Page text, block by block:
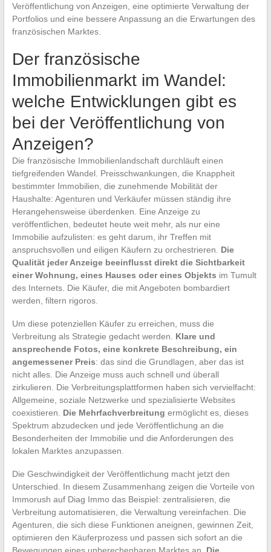
Veröffentlichung von Anzeigen, eine optimierte Verwaltung der
Portfolios und eine bessere Anpassung an die Erwartungen des
französischen Marktes.
Der französische
Immobilienmarkt im Wandel:
welche Entwicklungen gibt es
bei der Veröffentlichung von
Anzeigen?
Die französische Immobilienlandschaft durchläuft einen
tiefgreifenden Wandel. Preisschwankungen, die Knappheit
bestimmter Immobilien, die zunehmende Mobilität der
Haushalte: Agenturen und Verkäufer müssen ständig ihre
Herangehensweise überdenken. Eine Anzeige zu
veröffentlichen, bedeutet heute weit mehr, als nur eine
Immobilie aufzulisten: es geht darum, ihr Treffen mit
anspruchsvollen und eiligen Käufern zu orchestrieren. Die
Qualität jeder Anzeige beeinflusst direkt die Sichtbarkeit
einer Wohnung, eines Hauses oder eines Objekts im Tumult
des Internets. Die Käufer, die mit Angeboten bombardiert
werden, filtern rigoros.
Um diese potenziellen Käufer zu erreichen, muss die
Verbreitung als Strategie gedacht werden. Klare und
ansprechende Fotos, eine konkrete Beschreibung, ein
angemessener Preis: das sind die Grundlagen, aber das ist
nicht alles. Die Anzeige muss auch schnell und überall
zirkulieren. Die Verbreitungsplattformen haben sich vervielfacht:
Allgemeine, soziale Netzwerke und spezialisierte Websites
coexistieren. Die Mehrfachverbreitung ermöglicht es, dieses
Spektrum abzudecken und jede Veröffentlichung an die
Besonderheiten der Immobilie und die Anforderungen des
lokalen Marktes anzupassen.
Die Geschwindigkeit der Veröffentlichung macht jetzt den
Unterschied. In diesem Zusammenhang zeigen die Vorteile von
Immorush auf Diag Immo das Beispiel: zentralisieren, die
Verbreitung automatisieren, die Verwaltung vereinfachen. Die
Agenturen, die sich diese Funktionen aneignen, gewinnen Zeit,
optimieren den Käuferprozess und passen sich sofort an die